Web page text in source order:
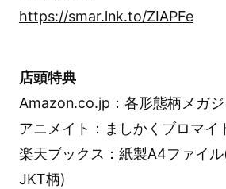
https://smar.lnk.to/ZIAPFe
店頭特典
Amazon.co.jp：各形態柄メガ
アニメイト：ましかくブロマイ
楽天ブックス：紙製A4ファイル
JKT柄)